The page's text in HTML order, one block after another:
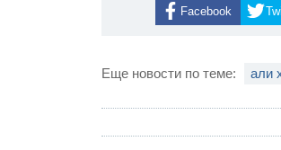
Facebook
Еще новости по теме: али